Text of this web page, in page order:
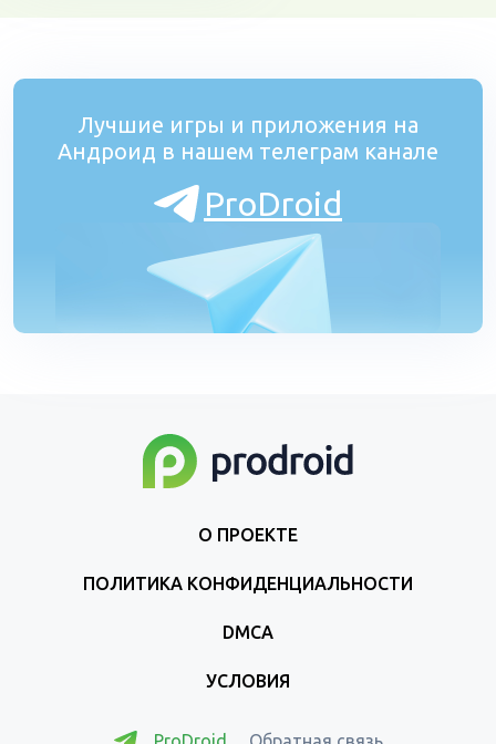
Лучшие игры и приложения на
Андроид в нашем телеграм канале
ProDroid
О ПРОЕКТЕ
ПОЛИТИКА КОНФИДЕНЦИАЛЬНОСТИ
DMCA
УСЛОВИЯ